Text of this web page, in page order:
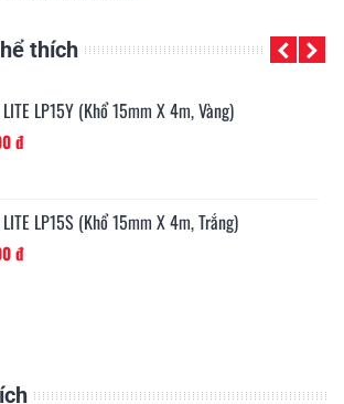
thích
LP15R (khổ 15mm X 4m, Đỏ)
đ